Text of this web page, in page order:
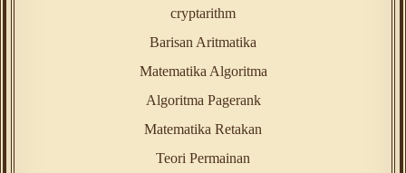
cryptarithm
Barisan Aritmatika
Matematika Algoritma
Algoritma Pagerank
Matematika Retakan
Teori Permainan